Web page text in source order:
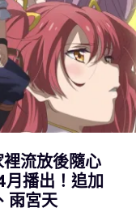
裡流放後隨心
播出！追加
雨宮天